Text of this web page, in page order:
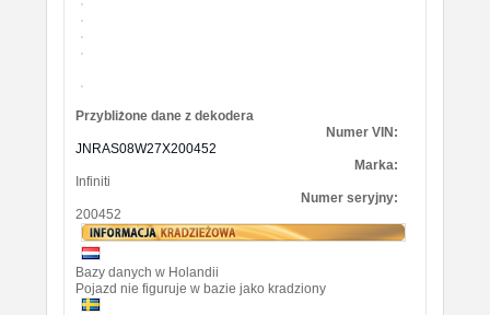
Przybliżone dane z dekodera
Numer VIN:
JNRAS08W27X200452
Marka:
Infiniti
Numer seryjny:
200452
Bazy danych w Holandii
Pojazd nie figuruje w bazie jako kradziony